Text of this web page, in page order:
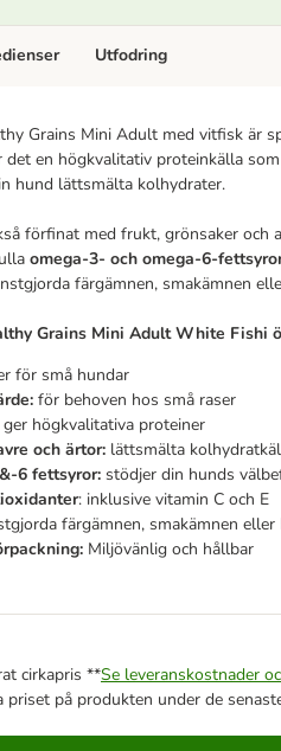
Grains Mini Adult med vitfisk är
det en högkvalitativ proteinkälla
hund lättsmälta kolhydrater.
förfinat med frukt, grönsaker och
omega-3- och omega-6-
färgämnen, smakämnen
Grains Mini Adult White Fishi
för små hundar
för behoven hos små raser
ger högkvalitativa proteiner
och ärtor: lättsmälta
6 fettsyror: stödjer din hunds
: inklusive vitamin C och E
färgämnen, smakämnen
Miljövänlig och hållbar
Utfodring
cirkapris **Se leveranskostnader
priset på produkten under de